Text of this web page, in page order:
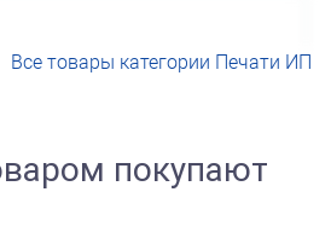
Все товары категории Печати ИП
покупают